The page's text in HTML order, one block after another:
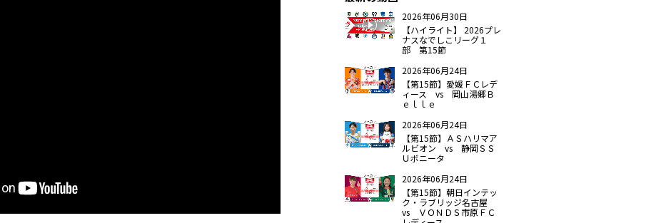
2026年06月30日
【ハイライト】 2026プレ
ナスなでしこリーグ１
部 第15節
2026年06月24日
【第15節】愛媛ＦＣレデ
ィース vs 岡山湯郷Ｂ
ｅｌｌｅ
2026年06月24日
【第15節】ＡＳハリマア
ルビオン vs 静岡ＳＳ
Ｕボニータ
2026年06月24日
【第15節】朝日インテッ
ク・ラブリッジ名古屋
vs ＶＯＮＤＳ市原ＦＣ